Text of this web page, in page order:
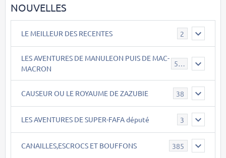
NOUVELLES
LE MEILLEUR DES RECENTES 2
LES AVENTURES DE MANULEON PUIS DE MAC-
MACRON
543
CAUSEUR OU LE ROYAUME DE ZAZUBIE 38
LES AVENTURES DE SUPER-FAFA député 3
CANAILLES,ESCROCS ET BOUFFONS 385